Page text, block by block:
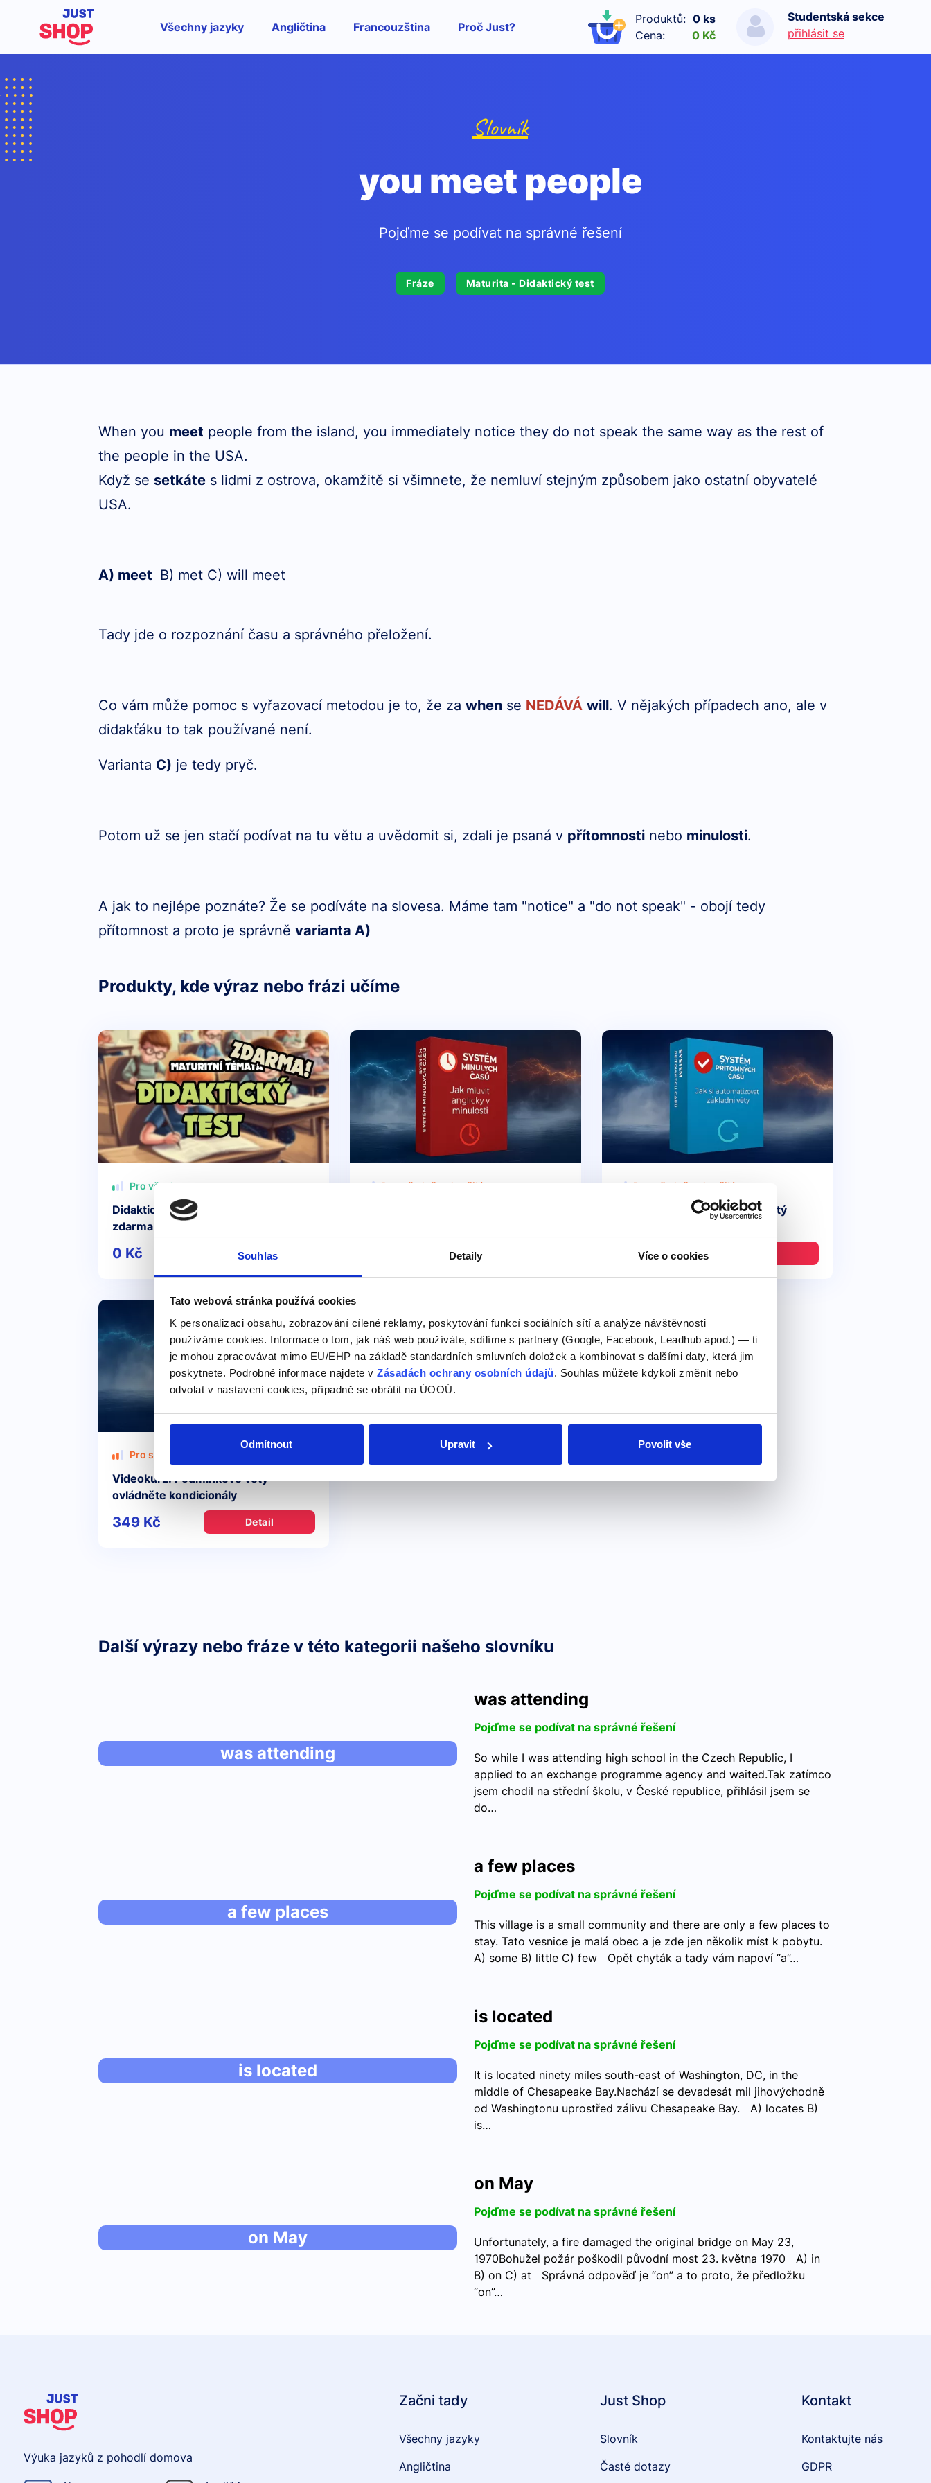
Souhlas Detaily Více o cookies
Tato webová stránka používá cookies
K personalizaci obsahu, zobrazování cílené reklamy, poskytování funkcí sociálních sítí a analýze návštěvnosti
používáme cookies. Informace o tom, jak náš web používáte, sdílíme s partnery (Google, Facebook, Leadhub apod.) — ti
je mohou zpracovávat mimo EU/EHP na základě standardních smluvních doložek a kombinovat s dalšími daty, která jim
poskytnete. Podrobné informace najdete v Zásadách ochrany osobních údajů. Souhlas můžete kdykoli změnit nebo
odvolat v nastavení cookies, případně se obrátit na ÚOOÚ.
Odmítnout Upravit Povolit vše
Všechny jazyky Angličtina Francouzština Proč Just?
Produktů: 0 ks
Cena:
0 Kč
Studentská sekce
přihlásit se
Slovník
you meet people
Pojďme se podívat na správné řešení
Fráze Maturita - Didaktický test
When you meet people from the island, you immediately notice they do not speak the same way as the rest of
the people in the USA.
Když sesetkáte s lidmi z ostrova, okamžitě si všimnete, že nemluví stejným způsobem jako ostatní obyvatelé
USA.
A) meet B) met C) will meet
Tady jde o rozpoznání času a správného přeložení.
Co vám může pomoc s vyřazovací metodou je to, že zawhen se NEDÁVÁ will. V nějakých případech ano, ale v
didakťáku to tak používané není.
Varianta C) je tedy pryč.
Potom už se jen stačí podívat na tu větu a uvědomit si, zdali je psaná v přítomnosti nebo minulosti.
A jak to nejlépe poznáte? Že se podíváte na slovesa. Máme tam "notice" a "do not speak" - obojí tedy
přítomnost a proto je správněvarianta A)
Produkty, kde výraz nebo frázi učíme
Pro všechny
Didaktický test z angličtiny – příprava
zdarma
0 Kč Detail
Pro středně pokročilé Pro středně pokročilé
Videokurz: Přítomný čas prostý
349 Kč
Pro středně pokročilé
Videokurz: Podmínkové věty -
ovládněte kondicionály
349 Kč Detail
Další výrazy nebo fráze v této kategorii našeho slovníku
was attending
was attending
Pojďme se podívat na správné řešení
So while I was attending high school in the Czech Republic, I
applied to an exchange programme agency and waited.Tak zatímco
jsem chodil na střední školu, v České republice, přihlásil jsem se
do…
a few places
a few places
Pojďme se podívat na správné řešení
This village is a small community and there are only a few places to
stay. Tato vesnice je malá obec a je zde jen několik míst k pobytu.
A) some B) little C) few Opět chyták a tady vám napoví “a”…
is located
is located
Pojďme se podívat na správné řešení
It is located ninety miles south-east of Washington, DC, in the
middle of Chesapeake Bay.Nachází se devadesát mil jihovýchodně
od Washingtonu uprostřed zálivu Chesapeake Bay. A) locates B)
is…
on May
on May
Pojďme se podívat na správné řešení
Unfortunately, a fire damaged the original bridge on May 23,
1970Bohužel požár poškodil původní most 23. května 1970 A) in
B) on C) at Správná odpověď je “on” a to proto, že předložku
“on”…
Výuka jazyků z pohodlí domova
Začni tady
Všechny jazyky
Angličtina
Just Shop
Slovník
Časté dotazy
Kontakt
Kontaktujte nás
GDPR